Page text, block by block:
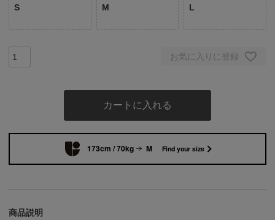
S M L
お気に入りに登録
カートに入れる
173cm / 70kg M Find your size
商品説明